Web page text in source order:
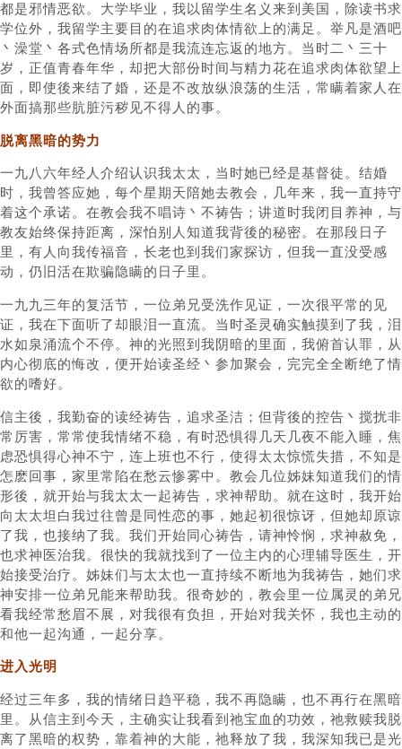
都是邪情恶欲。大学毕业，我以留学生名义来到美国，除读书求
学位外，我留学主要目的在追求肉体情欲上的满足。举凡是酒吧
丶澡堂丶各式色情场所都是我流连忘返的地方。当时二丶三十
岁，正值青春年华，却把大部份时间与精力花在追求肉体欲望上
面，即使後来结了婚，还是不改放纵浪荡的生活，常瞒着家人在
外面搞那些肮脏污秽见不得人的事。
脱离黑暗的势力
一九八六年经人介绍认识我太太，当时她已经是基督徒。结婚
时，我曾答应她，每个星期天陪她去教会，几年来，我一直持守
着这个承诺。在教会我不唱诗丶不祷告；讲道时我闭目养神，与
教友始终保持距离，深怕别人知道我背後的秘密。在那段日子
里，有人向我传福音，长老也到我们家探访，但我一直没受感
动，仍旧活在欺骗隐瞒的日子里。
一九九三年的复活节，一位弟兄受洗作见证，一次很平常的见
证，我在下面听了却眼泪一直流。当时圣灵确实触摸到了我，泪
水如泉涌流个不停。神的光照到我阴暗的里面，我俯首认罪，从
内心彻底的悔改，便开始读圣经丶参加聚会，完完全全断绝了情
欲的嗜好。
信主後，我勤奋的读经祷告，追求圣洁；但背後的控告丶搅扰非
常厉害，常常使我情绪不稳，有时恐惧得几天几夜不能入睡，焦
虑恐惧得心神不宁，连上班也不行，使得太太惊慌失措，不知是
怎麽回事，家里常陷在愁云惨雾中。教会几位姊妹知道我们的情
形後，就开始与我太太一起祷告，求神帮助。就在这时，我开始
向太太坦白我过往曾是同性恋的事，她起初很惊讶，但她却原谅
了我，也接纳了我。我们开始同心祷告，请神怜悯，求神赦免，
也求神医治我。很快的我就找到了一位主内的心理辅导医生，开
始接受治疗。姊妹们与太太也一直持续不断地为我祷告，她们求
神安排一位弟兄能来帮助我。很奇妙的，教会里一位属灵的弟兄
看我经常愁眉不展，对我很有负担，开始对我关怀，我也主动的
和他一起沟通，一起分享。
进入光明
经过三年多，我的情绪日趋平稳，我不再隐瞒，也不再行在黑暗
里。从信主到今天，主确实让我看到祂宝血的功效，祂救赎我脱
离了黑暗的权势，靠着神的大能，祂释放了我，我深知我已是光